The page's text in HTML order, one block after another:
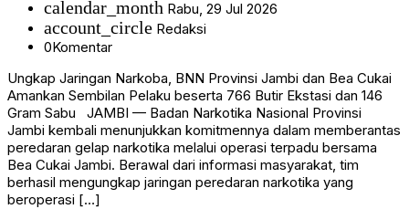
calendar_month Rabu, 29 Jul 2026
account_circle Redaksi
0Komentar
Ungkap Jaringan Narkoba, BNN Provinsi Jambi dan Bea Cukai
Amankan Sembilan Pelaku beserta 766 Butir Ekstasi dan 146
Gram Sabu JAMBI — Badan Narkotika Nasional Provinsi
Jambi kembali menunjukkan komitmennya dalam memberantas
peredaran gelap narkotika melalui operasi terpadu bersama
Bea Cukai Jambi. Berawal dari informasi masyarakat, tim
berhasil mengungkap jaringan peredaran narkotika yang
beroperasi […]